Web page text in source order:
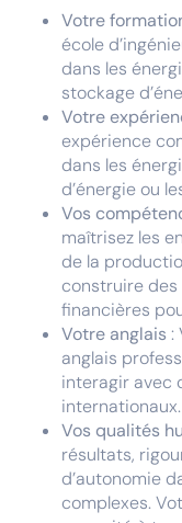
Votre
école
dans les
stockage
Votre
expérience
dans les
d’énergie ou
Vos
maîtrisez les
de la
construire
financières
Votre anglais :
anglais
interagir avec
internationaux.
Vos qualités
résultats,
d’autonomie
complexes.